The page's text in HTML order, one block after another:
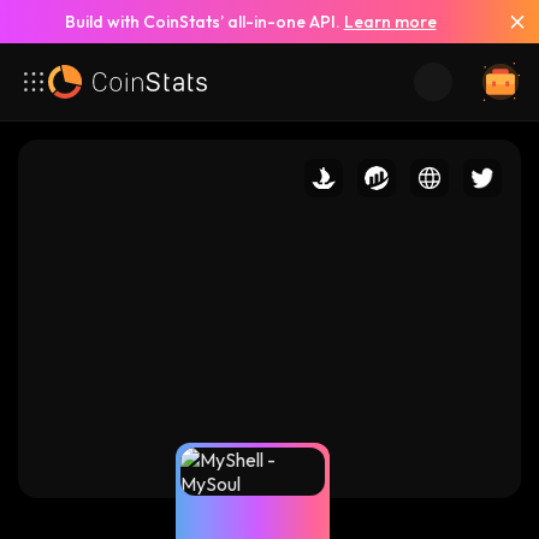
Build with CoinStats’ all-in-one API. Learn more